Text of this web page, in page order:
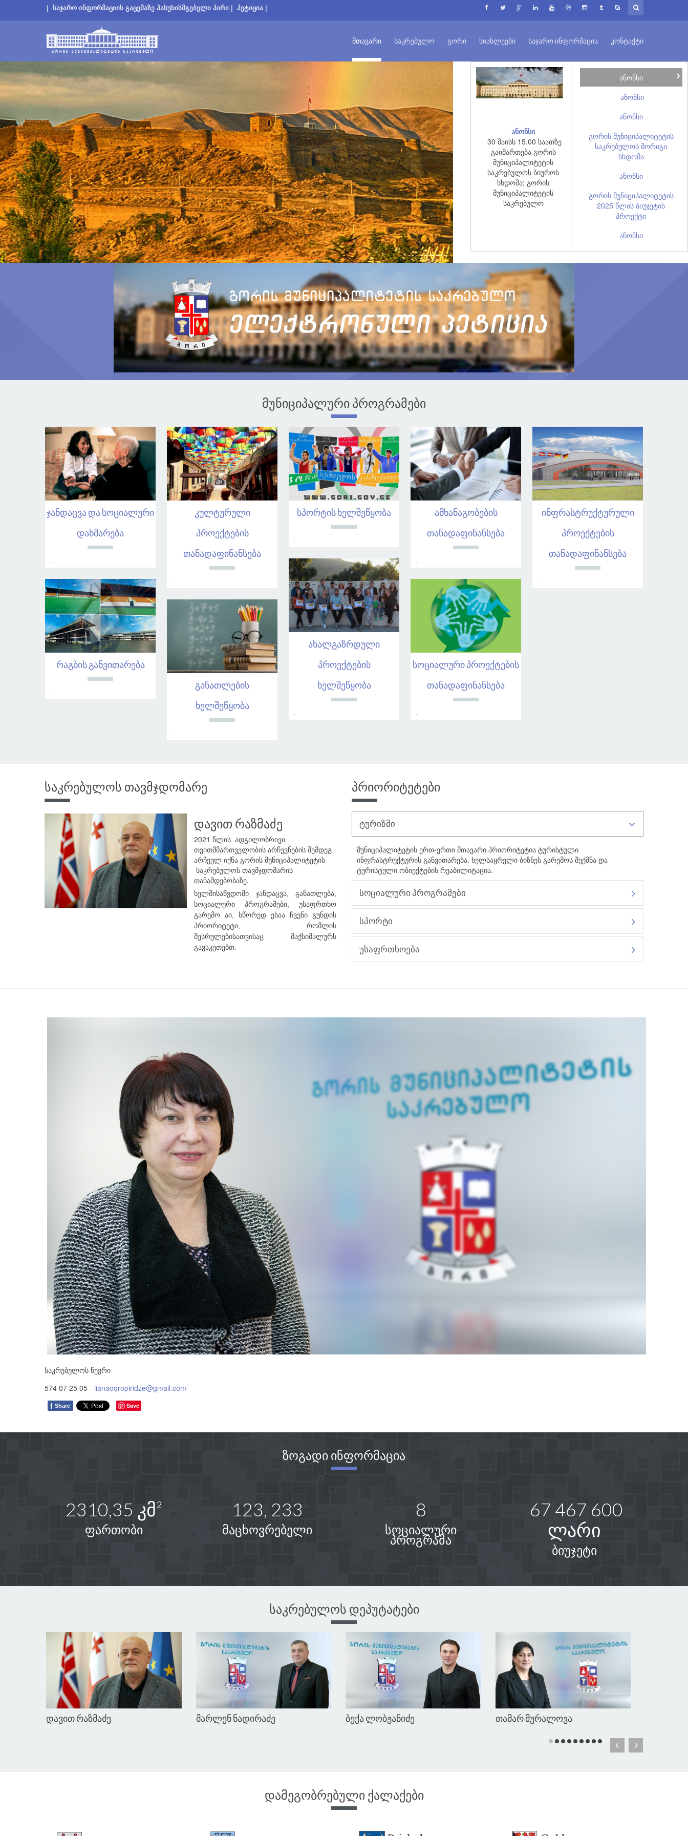
| საჯარო ინფორმაციის გაცემაზე პასუხისმგებელი პირი | პეტიცია |
ᲛᲗᲐᲕᲐᲠᲘ ᲡᲐᲙᲠᲔᲑᲣᲚᲝ ᲒᲝᲠᲘ ᲡᲘᲐᲮᲚᲔᲔᲑᲘ ᲡᲐᲯᲐᲠᲝ ᲘᲜᲤᲝᲠᲛᲐᲪᲘᲐ ᲙᲝᲜᲢᲐᲥᲢᲘ
ანონსი
ანონსი
ანონსი
გორის მუნიციპალიტეტის
საკრებულოს მორიგი
სხდომა
ანონსი
გორის მუნიციპალიტეტის
2025 წლის ბიუჯეტის
პროექტი
ანონსი
ანონსი
30 მაისს 15.00 საათზე
გაიმართება გორის
მუნიციპალიტეტის
საკრებულოს ბიუროს
სხდომა; გორის
მუნიციპალიტეტის
საკრებულო
მუნიციპალური პროგრამები
ჯანდაცვა და სოციალური
დახმარება
კულტურული
პროექტების
თანადაფინანსება
სპორტის ხელშეწყობა
ამხანაგობების
თანადაფინანსება
ინფრასტრუქტურული
პროექტების
თანადაფინანსება
ახალგაზრდული
პროექტების
ხელშეწყობა
რაგბის განვითარება
სოციალური პროექტების
თანადაფინანსება
განათლების
ხელშეწყობა
საკრებულოს თავმჯდომარე
დავით რაზმაძე
2021 წლის ადგილობრივი
თვითმმართველობის არჩევნების შემდეგ
არჩეულ იქნა გორის მუნიციპალიტეტის
საკრებულოს თავმჯდომარის
თანამდებობაზე.
ხელმისაწვდომი ჯანდაცვა, განათლება,
სოციალური პროგრამები, უსაფრთხო
გარემო აი, სწორედ ესაა ჩვენი გუნდის
პრიორიტეტი, რომლის
შესრულებისათვისაც მაქსიმალურს
გავაკეთებთ.
პრიორიტეტები
ტურიზმი
მუნიციპალიტეტის ერთ-ერთი მთავარი პრიორიტეტია ტურისტული
ინფრასტრუქტურის განვითარება. ხელსაყრელი ბიზნეს გარემოს შექმნა და
ტურისტული ობიექტების რეაბილიტაცია.
სოციალური პროგრამები
სპორტი
უსაფრთხოება
საკრებულოს წევრი
574 07 25 05 - lianaoqropiridze@gmail.com
f Share Save
ზოგადი ინფორმაცია
2310,35 კმ²
ფართობი
123, 233
მაცხოვრებელი
8
სოციალური
პროგრამა
67 467 600
ლარი
ბიუჯეტი
საკრებულოს დეპუტატები
ასმათ ტალახაძე ლეილა მამულაშვილი მერაბ მელანაშვილი გიორგი გოგშელიძე
დამეგობრებული ქალაქები